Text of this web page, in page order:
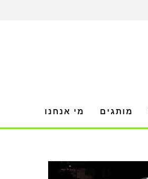
מותגים מי אנחנו